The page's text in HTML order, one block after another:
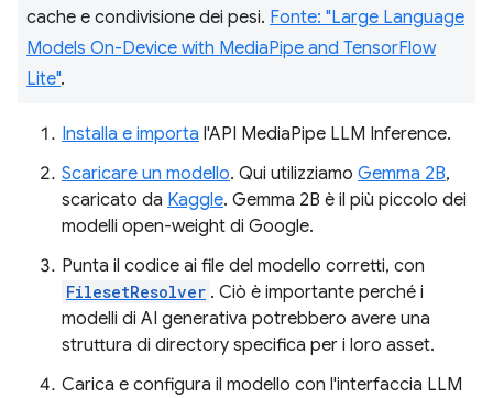
cache e condivisione dei pesi. Fonte: "Large Language
Models On-Device with MediaPipe and TensorFlow
Lite".
Installa e importa l'API MediaPipe LLM Inference.
Scaricare un modello. Qui utilizziamo Gemma 2B,
scaricato da Kaggle. Gemma 2B è il più piccolo dei
modelli open-weight di Google.
Punta il codice ai file del modello corretti, con
FilesetResolver . Ciò è importante perché i
modelli di AI generativa potrebbero avere una
struttura di directory specifica per i loro asset.
Carica e configura il modello con l'interfaccia LLM